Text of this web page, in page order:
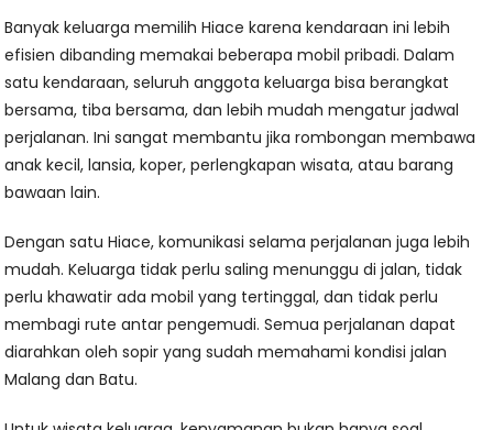
Banyak keluarga memilih Hiace karena kendaraan ini lebih
efisien dibanding memakai beberapa mobil pribadi. Dalam
satu kendaraan, seluruh anggota keluarga bisa berangkat
bersama, tiba bersama, dan lebih mudah mengatur jadwal
perjalanan. Ini sangat membantu jika rombongan membawa
anak kecil, lansia, koper, perlengkapan wisata, atau barang
bawaan lain.
Dengan satu Hiace, komunikasi selama perjalanan juga lebih
mudah. Keluarga tidak perlu saling menunggu di jalan, tidak
perlu khawatir ada mobil yang tertinggal, dan tidak perlu
membagi rute antar pengemudi. Semua perjalanan dapat
diarahkan oleh sopir yang sudah memahami kondisi jalan
Malang dan Batu.